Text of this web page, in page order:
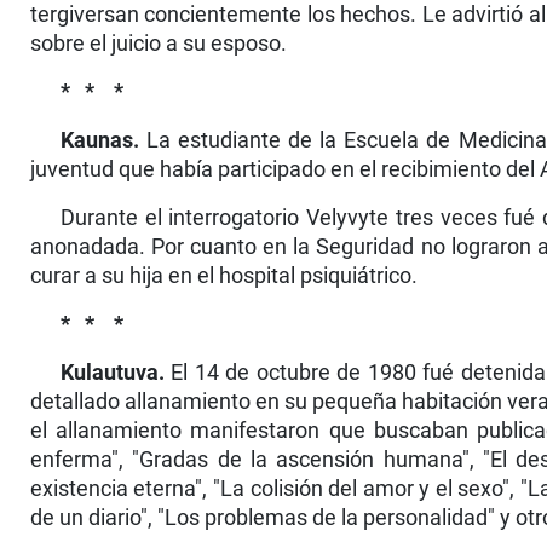
tergiversan concientemente los hechos. Le advirtió
sobre el juicio a su esposo.
*
* *
Kaunas. La estudiante de la Escuela de
juventud que había participado en el recibimiento del
Durante el interrogatorio Velyvyte tres veces
anonadada. Por cuanto en la Seguridad no
curar a su hija en el hospital psiquiátrico.
*
* *
Kulautuva. El 14 de octubre de 1980 fué
detallado allanamiento en su pequeña habitación
el allanamiento manifestaron que busca­ban
enferma", "Gradas de la ascensión humana", "El
existencia eterna", "La colisión del amor y el sexo",
de un diario", "Los problemas de la personalidad" y